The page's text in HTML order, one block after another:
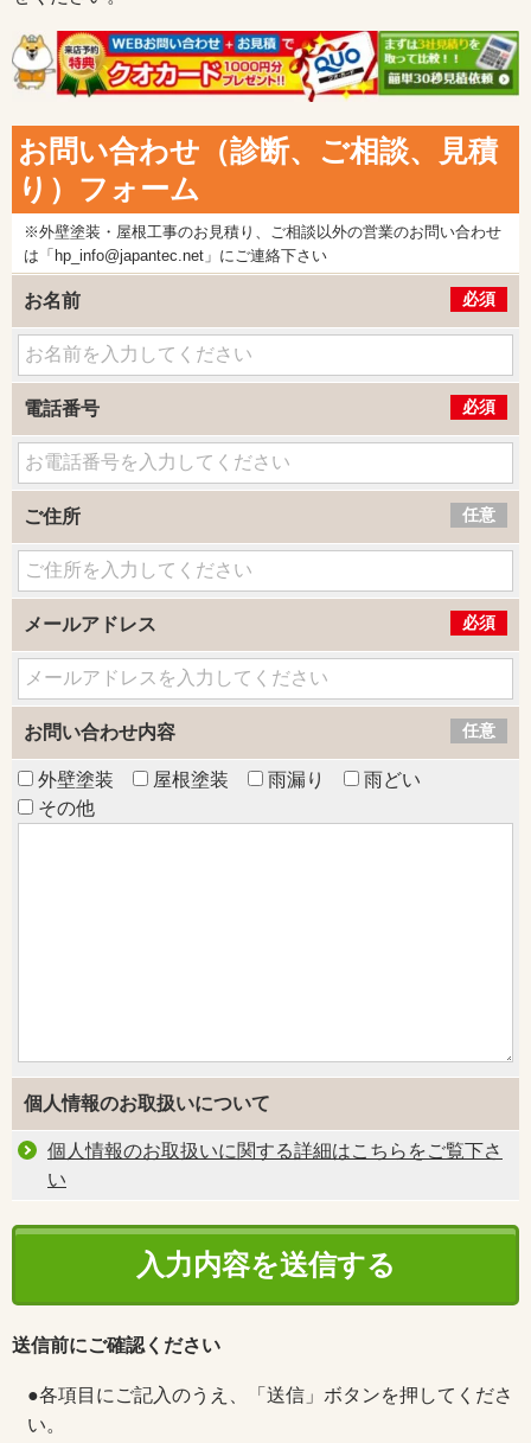
お問い合わせ（診断、ご相談、見積
り）フォーム
※外壁塗装・屋根工事のお見積り、ご相談以外の営業のお問い合わせ
は「hp_info@japantec.net」にご連絡下さい
お名前 必須
電話番号 必須
ご住所 任意
メールアドレス 必須
お問い合わせ内容 任意
外壁塗装 屋根塗装 雨漏り
雨どい
その他
個人情報のお取扱いについて
個人情報のお取扱いに関する詳細はこちらをご覧下さ
い
送信前にご確認ください
●各項目にご記入のうえ、「送信」ボタンを押してくださ
い。